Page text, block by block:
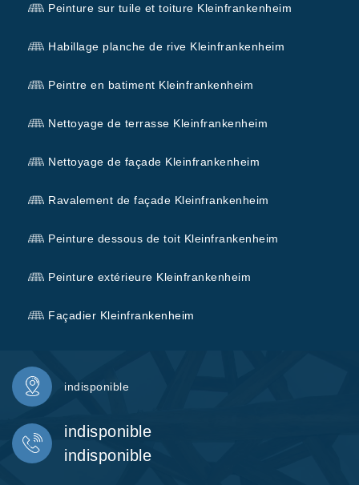
Peinture sur tuile et toiture Kleinfrankenheim
Habillage planche de rive Kleinfrankenheim
Peintre en batiment Kleinfrankenheim
Nettoyage de terrasse Kleinfrankenheim
Nettoyage de façade Kleinfrankenheim
Ravalement de façade Kleinfrankenheim
Peinture dessous de toit Kleinfrankenheim
Peinture extérieure Kleinfrankenheim
Façadier Kleinfrankenheim
indisponible
indisponible
indisponible